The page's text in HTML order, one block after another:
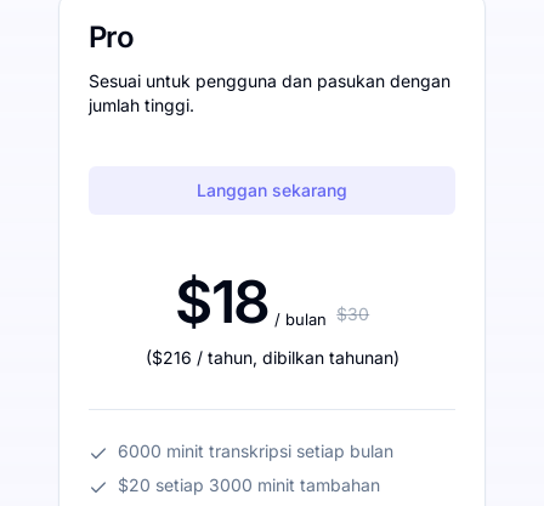
Pro
Sesuai untuk pengguna dan pasukan dengan
jumlah tinggi.
Langgan sekarang
$18 / bulan $30
($216 / tahun, dibilkan tahunan)
6000 minit transkripsi setiap bulan
$20 setiap 3000 minit tambahan